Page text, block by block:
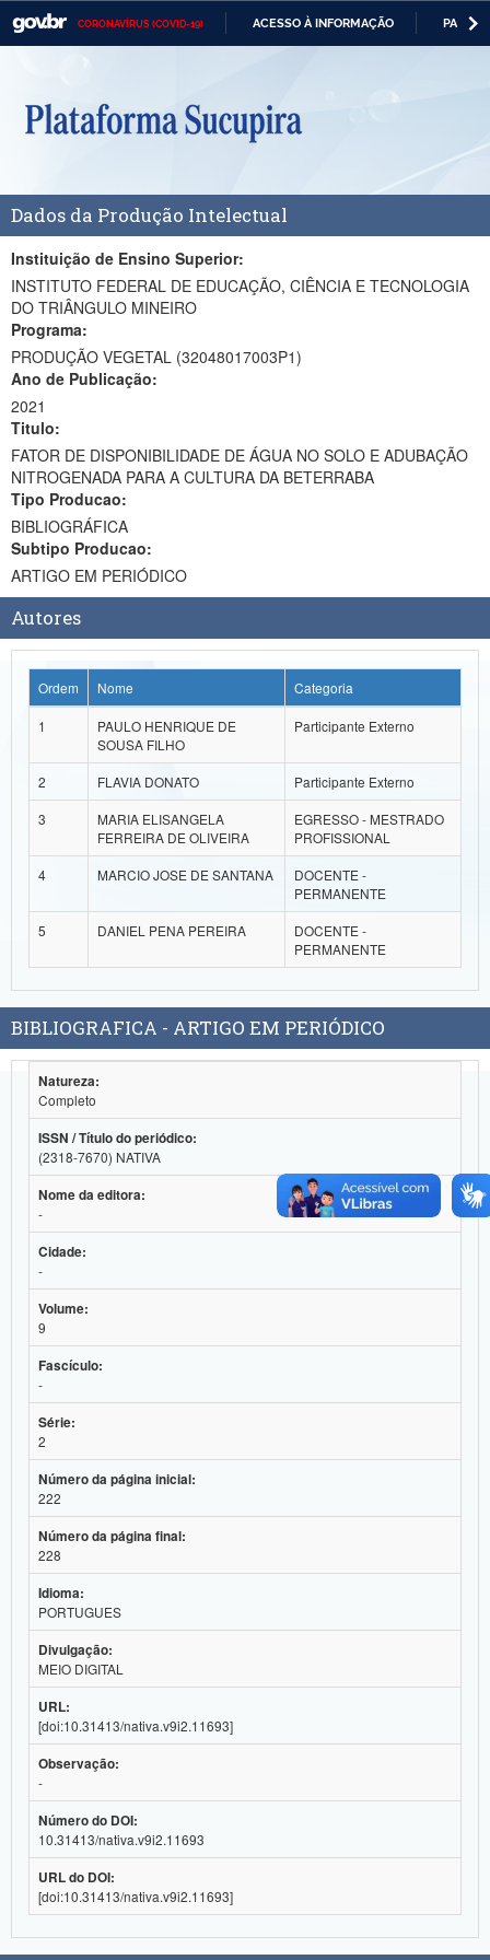
CORONAVÍRUS (COVID-19) ACESSO À INFORMAÇÃO
Casa Civil
Ministério da Defesa
Ministério da Economia
Ministério da Infraestrutura
Ministério da Agricultura, Pecuária e Abastecimento
Ministério da Educação
Ministério da Cidadania
Ministério da Saúde
Ministério de Minas e Energia
Ministério da Ciência, Tecnologia, Inovações e Comunicações
Ministério do Meio Ambiente
Ministério do Desenvolvimento Regional
Controladoria-Geral da União
Ministério da Mulher, da Família e dos Direitos Humanos
Secretaria-Geral
Secretaria de Governo
Advocacia-Geral da União
Dados da Produção Intelectual
Instituição de Ensino Superior:
INSTITUTO FEDERAL DE EDUCAÇÃO, CIÊNCIA E TECNOLOGIA
DO TRIÂNGULO MINEIRO
Programa:
PRODUÇÃO VEGETAL (32048017003P1)
Ano de Publicação:
2021
Titulo:
FATOR DE DISPONIBILIDADE DE ÁGUA NO SOLO E ADUBAÇÃO
NITROGENADA PARA A CULTURA DA BETERRABA
Tipo Producao:
BIBLIOGRÁFICA
Subtipo Producao:
ARTIGO EM PERIÓDICO
Autores
Ordem Nome Categoria
1
PAULO HENRIQUE DE
SOUSA FILHO
Participante Externo
2 FLAVIA DONATO
Participante Externo
3
MARIA ELISANGELA
FERREIRA DE OLIVEIRA
EGRESSO - MESTRADO
PROFISSIONAL
4
MARCIO JOSE DE SANTANA
DOCENTE -
PERMANENTE
5
DANIEL PENA PEREIRA
DOCENTE -
PERMANENTE
BIBLIOGRAFICA - ARTIGO EM PERIÓDICO
Natureza:
Completo
ISSN / Título do periódico:
(2318-7670) NATIVA
Nome da editora:
-
Cidade:
-
Volume:
9
Fascículo:
-
Série:
2
Número da página inicial:
222
Número da página final:
228
Idioma:
PORTUGUES
Divulgação:
MEIO DIGITAL
URL:
[doi:10.31413/nativa.v9i2.11693]
Observação:
-
Número do DOI:
10.31413/nativa.v9i2.11693
URL do DOI:
[doi:10.31413/nativa.v9i2.11693]